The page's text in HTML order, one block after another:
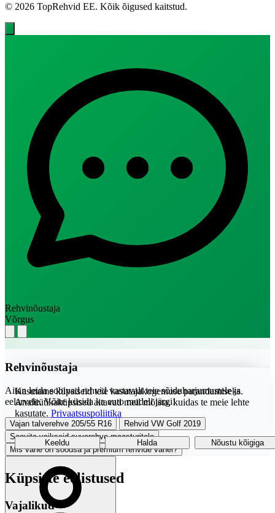
© 2026 TopRehvid EE. Kõik õigused kaitstud.
Rehvinõustaja
Võrgus
Rehvinõustaja
Aitan leida sobivad rehvid vastavalt teie sõiduharjumustele ja
eelarvele. Võite küsida ka auto mudeli järgi!
Vajan talverehve 205/55 R16
Rehvid VW Golf 2019
Soovita vaikseid suverehve maasturitele
Mis vahe on soodsa ja premium rehvide vahel?
Kasutame küpsiseid teie kasutajakogemuse parandamiseks.
Analüütikaküpsised aitavad meil mõista, kuidas te meie lehte
kasutate. Privaatsuspoliitika
Keeldu Halda Nõustu kõigiga
Küpsiste eelistused
Vajalikud